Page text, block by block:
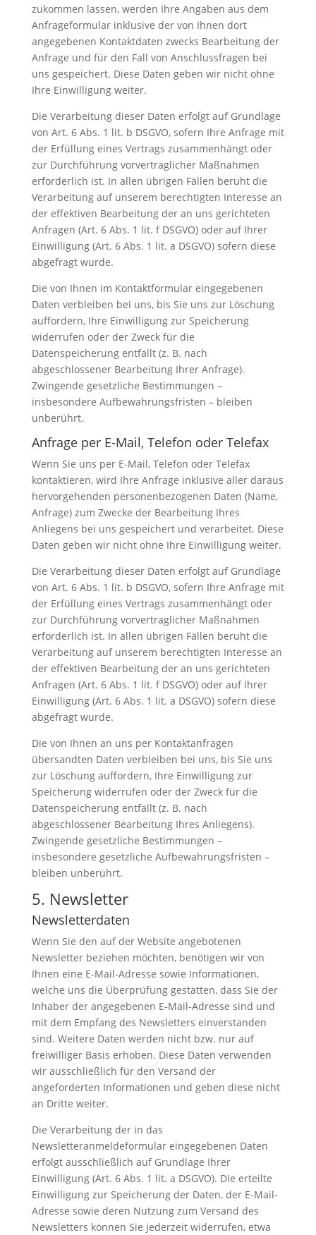
zukommen lassen, werden Ihre Angaben aus dem
Anfrageformular inklusive der von Ihnen dort
angegebenen Kontaktdaten zwecks Bearbeitung der
Anfrage und für den Fall von Anschlussfragen bei
uns gespeichert. Diese Daten geben wir nicht ohne
Ihre Einwilligung weiter.
Die Verarbeitung dieser Daten erfolgt auf Grundlage
von Art. 6 Abs. 1 lit. b DSGVO, sofern Ihre Anfrage mit
der Erfüllung eines Vertrags zusammenhängt oder
zur Durchführung vorvertraglicher Maßnahmen
erforderlich ist. In allen übrigen Fällen beruht die
Verarbeitung auf unserem berechtigten Interesse an
der effektiven Bearbeitung der an uns gerichteten
Anfragen (Art. 6 Abs. 1 lit. f DSGVO) oder auf Ihrer
Einwilligung (Art. 6 Abs. 1 lit. a DSGVO) sofern diese
abgefragt wurde.
Die von Ihnen im Kontaktformular eingegebenen
Daten verbleiben bei uns, bis Sie uns zur Löschung
auffordern, Ihre Einwilligung zur Speicherung
widerrufen oder der Zweck für die
Datenspeicherung entfällt (z. B. nach
abgeschlossener Bearbeitung Ihrer Anfrage).
Zwingende gesetzliche Bestimmungen –
insbesondere Aufbewahrungsfristen – bleiben
unberührt.
Anfrage per E-Mail, Telefon oder Telefax
Wenn Sie uns per E-Mail, Telefon oder Telefax
kontaktieren, wird Ihre Anfrage inklusive aller daraus
hervorgehenden personenbezogenen Daten (Name,
Anfrage) zum Zwecke der Bearbeitung Ihres
Anliegens bei uns gespeichert und verarbeitet. Diese
Daten geben wir nicht ohne Ihre Einwilligung weiter.
Die Verarbeitung dieser Daten erfolgt auf Grundlage
von Art. 6 Abs. 1 lit. b DSGVO, sofern Ihre Anfrage mit
der Erfüllung eines Vertrags zusammenhängt oder
zur Durchführung vorvertraglicher Maßnahmen
erforderlich ist. In allen übrigen Fällen beruht die
Verarbeitung auf unserem berechtigten Interesse an
der effektiven Bearbeitung der an uns gerichteten
Anfragen (Art. 6 Abs. 1 lit. f DSGVO) oder auf Ihrer
Einwilligung (Art. 6 Abs. 1 lit. a DSGVO) sofern diese
abgefragt wurde.
Die von Ihnen an uns per Kontaktanfragen
übersandten Daten verbleiben bei uns, bis Sie uns
zur Löschung auffordern, Ihre Einwilligung zur
Speicherung widerrufen oder der Zweck für die
Datenspeicherung entfällt (z. B. nach
abgeschlossener Bearbeitung Ihres Anliegens).
Zwingende gesetzliche Bestimmungen –
insbesondere gesetzliche Aufbewahrungsfristen –
bleiben unberührt.
5. Newsletter
Newsletterdaten
Wenn Sie den auf der Website angebotenen
Newsletter beziehen möchten, benötigen wir von
Ihnen eine E-Mail-Adresse sowie Informationen,
welche uns die Überprüfung gestatten, dass Sie der
Inhaber der angegebenen E-Mail-Adresse sind und
mit dem Empfang des Newsletters einverstanden
sind. Weitere Daten werden nicht bzw. nur auf
freiwilliger Basis erhoben. Diese Daten verwenden
wir ausschließlich für den Versand der
angeforderten Informationen und geben diese nicht
an Dritte weiter.
Die Verarbeitung der in das
Newsletteranmeldeformular eingegebenen Daten
erfolgt ausschließlich auf Grundlage Ihrer
Einwilligung (Art. 6 Abs. 1 lit. a DSGVO). Die erteilte
Einwilligung zur Speicherung der Daten, der E-Mail-
Adresse sowie deren Nutzung zum Versand des
Newsletters können Sie jederzeit widerrufen, etwa